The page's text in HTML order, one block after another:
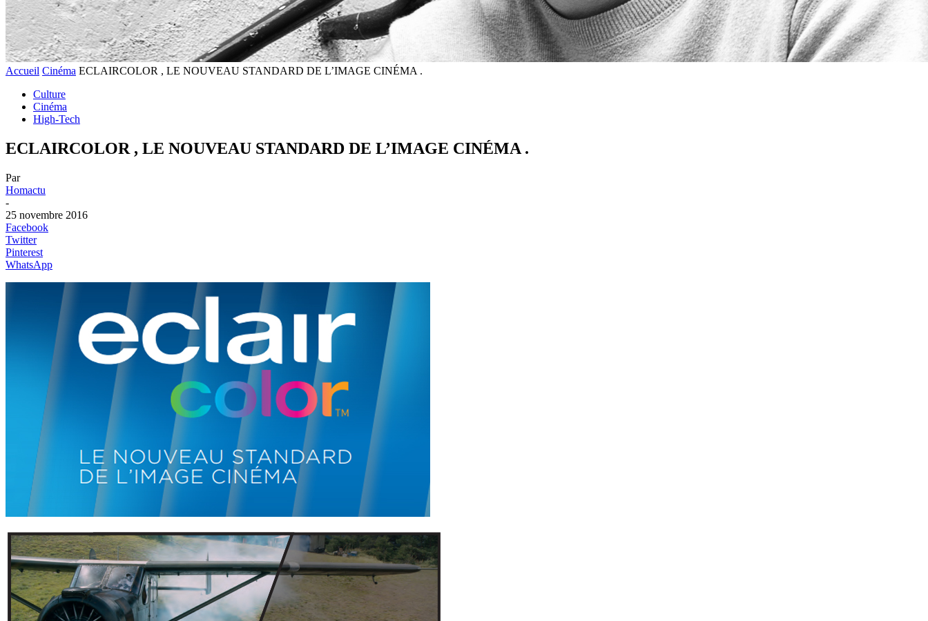
Accueil Cinéma ECLAIRCOLOR , LE NOUVEAU STANDARD DE L’IMAGE CINÉMA .
Culture
Cinéma
High-Tech
ECLAIRCOLOR , LE NOUVEAU STANDARD DE L’IMAGE CINÉMA .
Par
Homactu
-
25 novembre 2016
Facebook
Twitter
Pinterest
WhatsApp